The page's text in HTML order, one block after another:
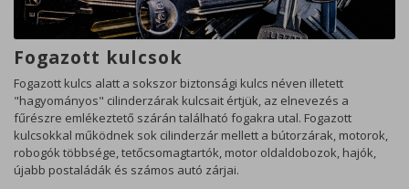
Fogazott kulcsok
Fogazott kulcs alatt a sokszor biztonsági kulcs néven illetett
"hagyományos" cilinderzárak kulcsait értjük, az elnevezés a
fűrészre emlékeztető szárán található fogakra utal. Fogazott
kulcsokkal működnek sok cilinderzár mellett a bútorzárak, motorok,
robogók többsége, tetőcsomagtartók, motor oldaldobozok, hajók,
újabb postaládák és számos autó zárjai.